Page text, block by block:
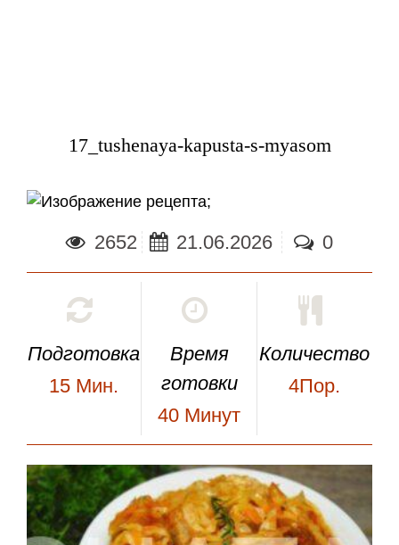
17_tushenaya-kapusta-s-myasom
;
2652 21.06.2026 0
Подготовка
15 Мин.
Время
готовки
40 Минут
Количество
4Пор.